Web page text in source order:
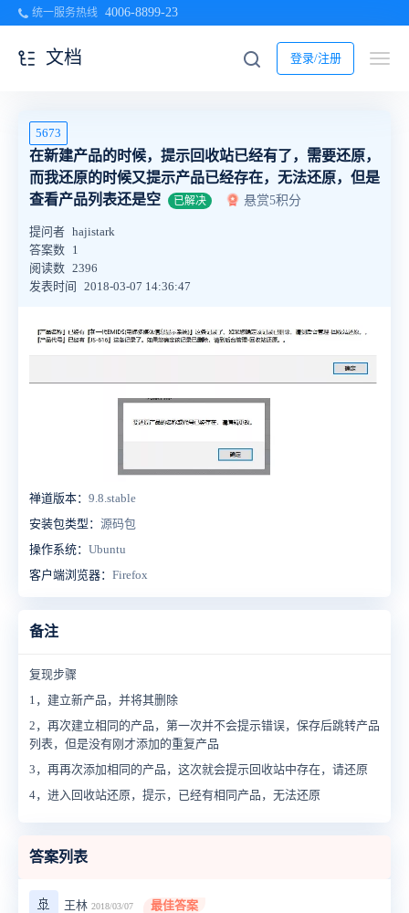
统一服务热线 4006-8899-23
登录/注册
文档
5673
在新建产品的时候，提示回收站已经有了，需要还原，
而我还原的时候又提示产品已经存在，无法还原，但是
查看产品列表还是空
已解决 悬赏5积分
提问者 hajistark
答案数 1
阅读数 2396
发表时间
2018-03-07 14:36:47
禅道版本： 9.8.stable
安装包类型： 源码包
操作系统： Ubuntu
客户端浏览器： Firefox
备注
复现步骤
1，建立新产品，并将其删除
2，再次建立相同的产品，第一次并不会提示错误，保存后跳转产品
列表，但是没有刚才添加的重复产品
3，再再次添加相同的产品，这次就会提示回收站中存在，请还原
4，进入回收站还原，提示，已经有相同产品，无法还原
答案列表
🚢 王林 2018/03/07 最佳答案